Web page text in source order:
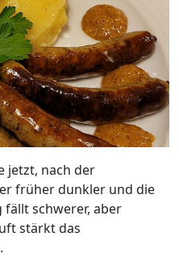
jetzt, nach der
früher dunkler und die
fällt schwerer, aber
stärkt das